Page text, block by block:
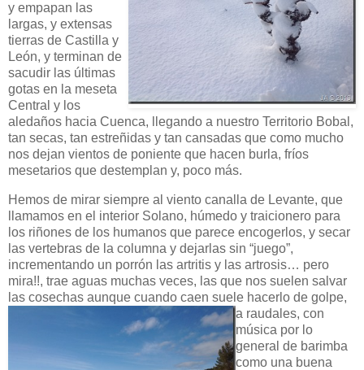
y empapan las
largas, y extensas
tierras de Castilla y
León, y terminan de
sacudir las últimas
gotas en la meseta
Central y los
aledaños hacia Cuenca, llegando a nuestro Territorio Bobal,
tan secas, tan estreñidas y tan cansadas que como mucho
nos dejan vientos de poniente que hacen burla, fríos
mesetarios que destemplan y, poco más.
Hemos de mirar siempre al viento canalla de Levante, que
llamamos en el interior Solano, húmedo y traicionero para
los riñones de los humanos que parece encogerlos, y secar
las vertebras de la columna y dejarlas sin “juego”,
incrementando un porrón las artritis y las artrosis… pero
mira!!, trae aguas muchas veces, las que nos suelen salvar
las cosechas aunque cuando caen suele hacerlo de golpe,
a raudales, con
música por lo
general de barimba
como una buena